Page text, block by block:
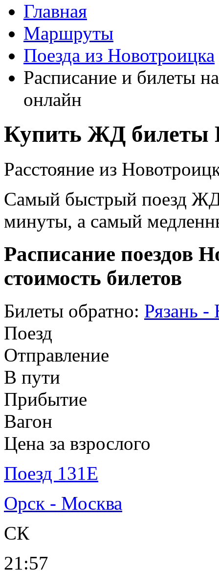
Главная
Маршруты
Поезда из Новотроицка
Расписание и билеты
онлайн
Купить ЖД билеты
Расстояние из
Самый быстрый поезд ЖД
минуты, а самый
Расписание поездов
стоимость билетов
Билеты обратно: Рязань -
Поезд
Отправление
В пути
Прибытие
Вагон
Цена за взрослого
Поезд 131Е
Орск - Москва
СК
21:57